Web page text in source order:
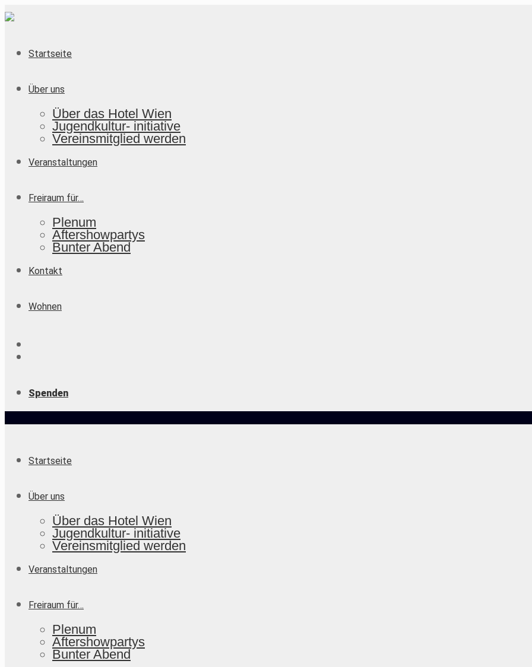
Startseite
Über uns
Über das Hotel Wien
Jugendkultur- initiative
Vereinsmitglied werden
Veranstaltungen
Freiraum für…
Plenum
Aftershowpartys
Bunter Abend
Kontakt
Wohnen
Spenden
Startseite
Über uns
Über das Hotel Wien
Jugendkultur- initiative
Vereinsmitglied werden
Veranstaltungen
Freiraum für…
Plenum
Aftershowpartys
Bunter Abend